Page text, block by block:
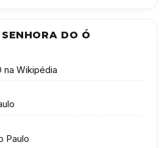
DO Ó
na Wikipédia
Paulo